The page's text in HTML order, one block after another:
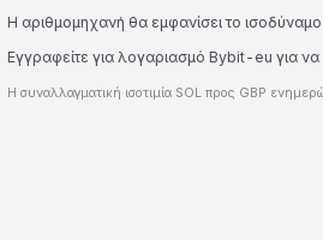
Η αριθμομηχανή θα εμφανίσει το
Εγγραφείτε για λογαριασμό Bybit-eu για
Η συναλλαγματική ισοτιμία SOL προς GBP